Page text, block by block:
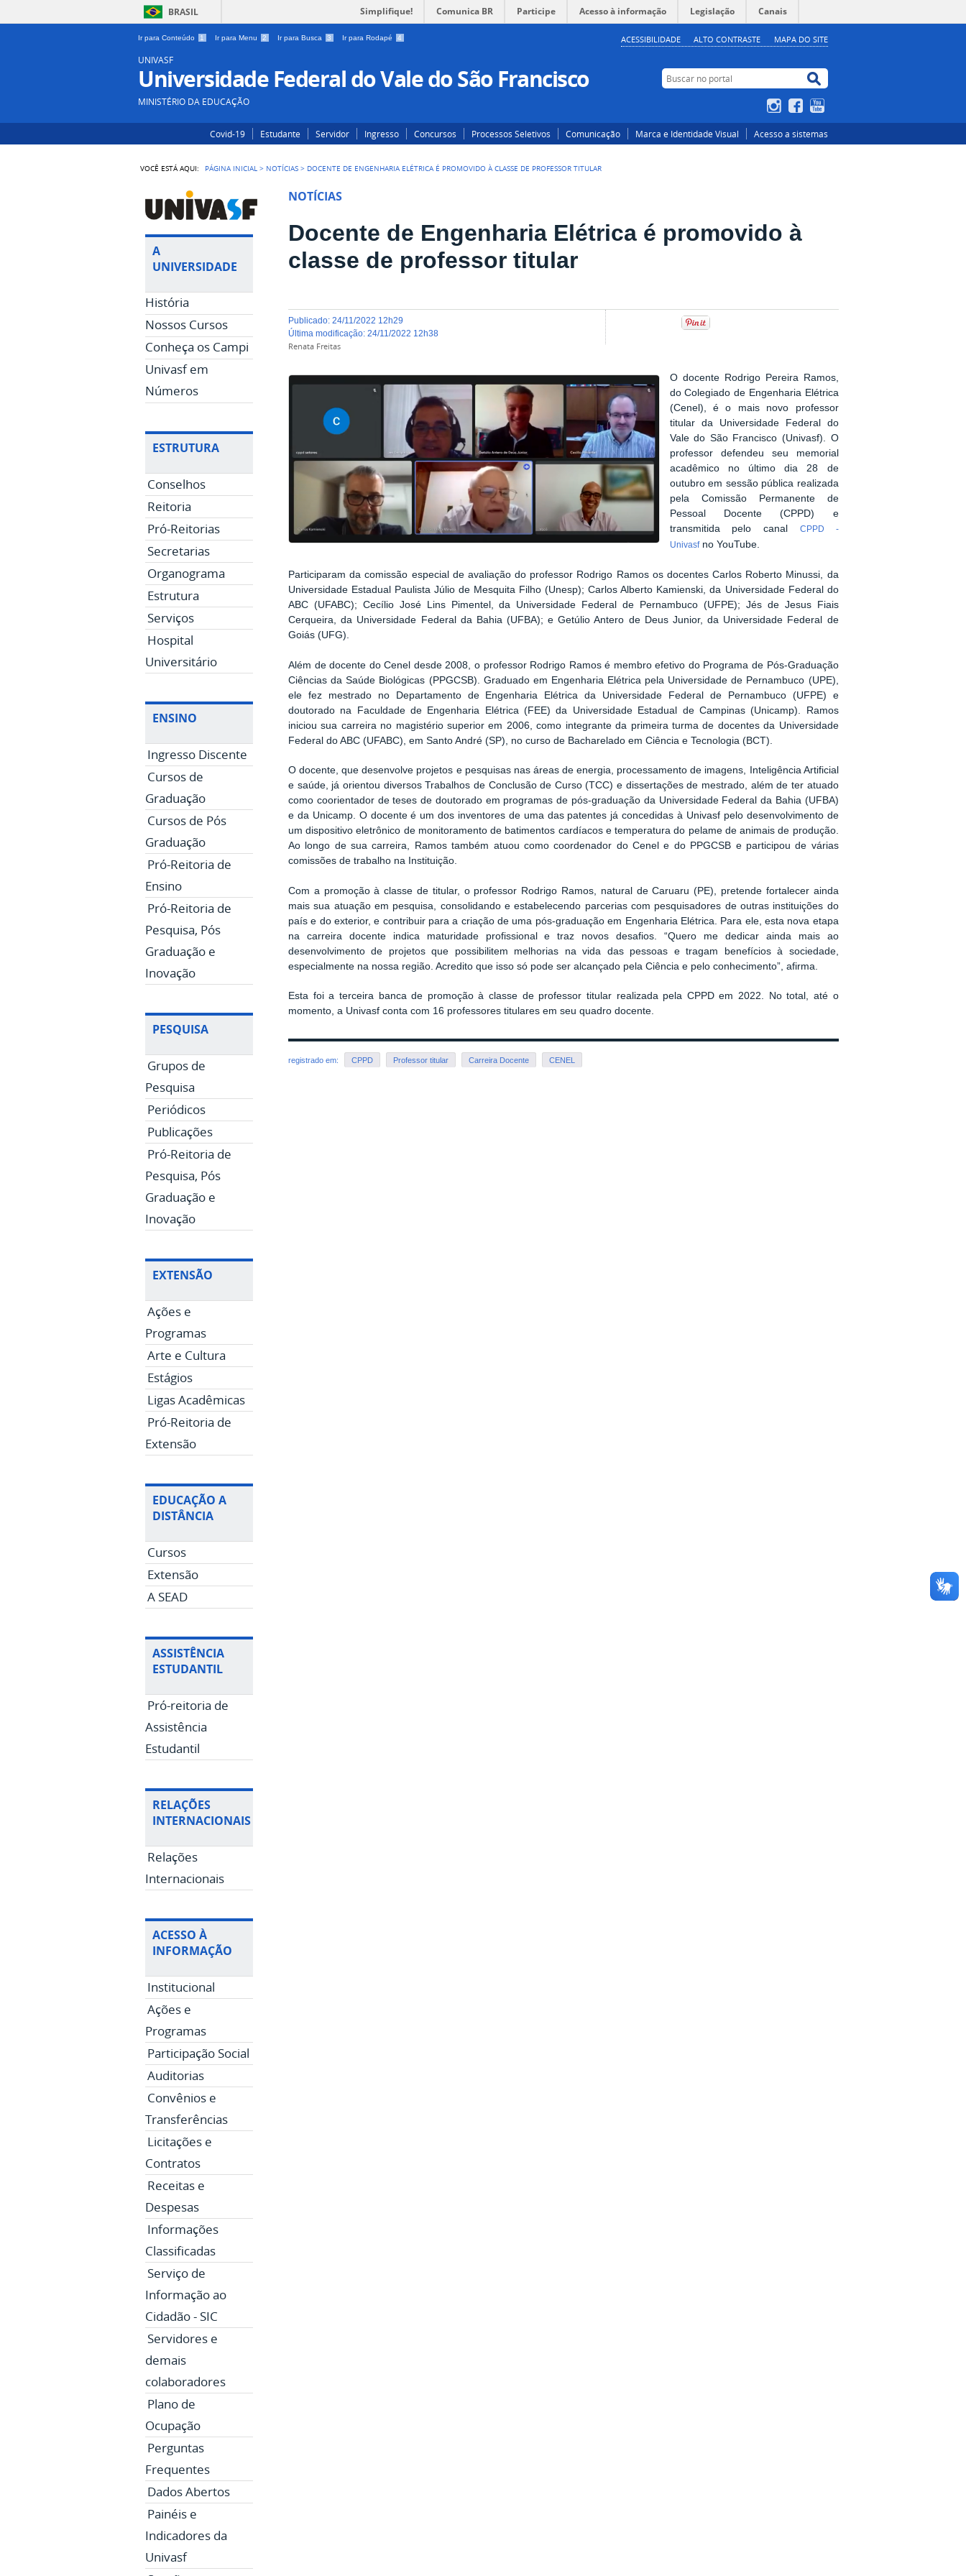
BRASIL Simplifique! Comunica BR Participe Acesso à informação Legislação Canais
Ir para Conteúdo 1 Ir para Menu 2 Ir para Busca 3 Ir para Rodapé 4 ACESSIBILIDADE ALTO CONTRASTE MAPA DO SITE
UNIVASF
Universidade Federal do Vale do São Francisco
MINISTÉRIO DA EDUCAÇÃO
Buscar no portal
Buscar no portal
InstagramFacebook
Covid-19 Estudante Servidor Ingresso Concursos Processos Seletivos Comunicação Marca e Identidade Visual Acesso a sistemas
VOCÊ ESTÁ AQUI: PÁGINA INICIAL > NOTÍCIAS > DOCENTE DE ENGENHARIA ELÉTRICA É PROMOVIDO À CLASSE DE PROFESSOR TITULAR
A
UNIVERSIDADE
História
Nossos Cursos
Conheça os Campi
Univasf em
Números
ESTRUTURA
Conselhos
Reitoria
Pró-Reitorias
Secretarias
Organograma
Estrutura
Serviços
Hospital
Universitário
ENSINO
Ingresso Discente
Cursos de
Graduação
Cursos de Pós
Graduação
Pró-Reitoria de
Ensino
Pró-Reitoria de
Pesquisa, Pós
Graduação e
Inovação
PESQUISA
Grupos de
Pesquisa
Periódicos
Publicações
Pró-Reitoria de
Pesquisa, Pós
Graduação e
Inovação
EXTENSÃO
Ações e
Programas
Arte e Cultura
Estágios
Ligas Acadêmicas
Pró-Reitoria de
Extensão
EDUCAÇÃO A
DISTÂNCIA
Cursos
Extensão
A SEAD
ASSISTÊNCIA
ESTUDANTIL
Pró-reitoria de
Assistência
Estudantil
RELAÇÕES
INTERNACIONAIS
Relações
Internacionais
ACESSO À
INFORMAÇÃO
Institucional
Ações e
Programas
Participação Social
Auditorias
Convênios e
Transferências
Licitações e
Contratos
Receitas e
Despesas
Informações
Classificadas
Serviço de
Informação ao
Cidadão - SIC
Servidores e
demais
colaboradores
Plano de
Ocupação
Perguntas
Frequentes
Dados Abertos
Painéis e
Indicadores da
Univasf
NOTÍCIAS
Docente de Engenharia Elétrica é promovido à
classe de professor titular
publicado:24/11/2022 12h29
última modificação:24/11/2022 12h38
Renata Freitas
O docente Rodrigo Pereira Ramos,
do Colegiado de Engenharia Elétrica
(Cenel), é o mais novo professor
titular da Universidade Federal do
Vale do São Francisco (Univasf). O
professor defendeu seu memorial
acadêmico no último dia 28 de
outubro em sessão pública realizada
pela Comissão Permanente de
Pessoal Docente (CPPD) e
transmitida pelo canal CPPD -
Univasfno YouTube.
Participaram da comissão especial de avaliação do professor Rodrigo Ramos os docentes Carlos Roberto Minussi, da
Universidade Estadual Paulista Júlio de Mesquita Filho (Unesp); Carlos Alberto Kamienski, da Universidade Federal do
ABC (UFABC); Cecílio José Lins Pimentel, da Universidade Federal de Pernambuco (UFPE); Jés de Jesus Fiais
Cerqueira, da Universidade Federal da Bahia (UFBA); e Getúlio Antero de Deus Junior, da Universidade Federal de
Goiás (UFG).
Além de docente do Cenel desde 2008, o professor Rodrigo Ramos é membro efetivo do Programa de Pós-Graduação
Ciências da Saúde Biológicas (PPGCSB). Graduado em Engenharia Elétrica pela Universidade de Pernambuco (UPE),
ele fez mestrado no Departamento de Engenharia Elétrica da Universidade Federal de Pernambuco (UFPE) e
doutorado na Faculdade de Engenharia Elétrica (FEE) da Universidade Estadual de Campinas (Unicamp). Ramos
iniciou sua carreira no magistério superior em 2006, como integrante da primeira turma de docentes da Universidade
Federal do ABC (UFABC), em Santo André (SP), no curso de Bacharelado em Ciência e Tecnologia (BCT).
O docente, que desenvolve projetos e pesquisas nas áreas de energia, processamento de imagens, Inteligência Artificial
e saúde, já orientou diversos Trabalhos de Conclusão de Curso (TCC) e dissertações de mestrado, além de ter atuado
como coorientador de teses de doutorado em programas de pós-graduação da Universidade Federal da Bahia (UFBA)
e da Unicamp. O docente é um dos inventores de uma das patentes já concedidas à Univasf pelo desenvolvimento de
um dispositivo eletrônico de monitoramento de batimentos cardíacos e temperatura do pelame de animais de produção.
Ao longo de sua carreira, Ramos também atuou como coordenador do Cenel e do PPGCSB e participou de várias
comissões de trabalho na Instituição.
Com a promoção à classe de titular, o professor Rodrigo Ramos, natural de Caruaru (PE), pretende fortalecer ainda
mais sua atuação em pesquisa, consolidando e estabelecendo parcerias com pesquisadores de outras instituições do
país e do exterior, e contribuir para a criação de uma pós-graduação em Engenharia Elétrica. Para ele, esta nova etapa
na carreira docente indica maturidade profissional e traz novos desafios. “Quero me dedicar ainda mais ao
desenvolvimento de projetos que possibilitem melhorias na vida das pessoas e tragam benefícios à sociedade,
especialmente na nossa região. Acredito que isso só pode ser alcançado pela Ciência e pelo conhecimento”, afirma.
Esta foi a terceira banca de promoção à classe de professor titular realizada pela CPPD em 2022. No total, até o
momento, a Univasf conta com 16 professores titulares em seu quadro docente.
registrado em: CPPD Professor titular Carreira Docente CENEL